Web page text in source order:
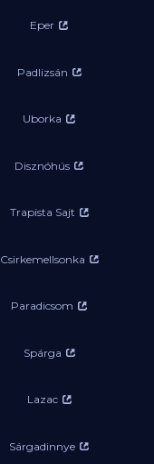
Eper
Padlizsán
Uborka
Disznóhús
Trapista Sajt
Csirkemellsonka
Paradicsom
Spárga
Lazac
Sárgadinnye